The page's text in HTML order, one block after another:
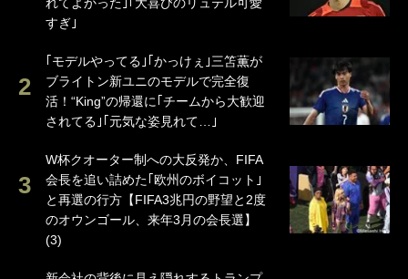
すぎ｣
｢モデルやってる｣｢かっけぇ｣三笘薫が
ブライトン新ユニのモデルで完全復
活！“King”の帰還に｢チームから大歓迎
されてる｣｢元気な姿見れて…｣
W杯クオーター制への大反発か、FIFA
会長を追い詰めた｢欧州のボイコット｣
と再選の行方【FIFA3兆円の野望と2度
のオウンゴール、来年3月の会長選】
(3)